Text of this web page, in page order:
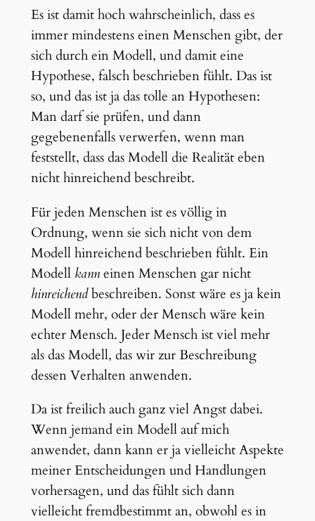
Es ist damit hoch wahrscheinlich, dass es
immer mindestens einen Menschen gibt, der
sich durch ein Modell, und damit eine
Hypothese, falsch beschrieben fühlt. Das ist
so, und das ist ja das tolle an Hypothesen:
Man darf sie prüfen, und dann
gegebenenfalls verwerfen, wenn man
feststellt, dass das Modell die Realität eben
nicht hinreichend beschreibt.
Für jeden Menschen ist es völlig in
Ordnung, wenn sie sich nicht von dem
Modell hinreichend beschrieben fühlt. Ein
Modell kanneinen Menschen gar nicht
hinreichendbeschreiben. Sonst wäre es ja kein
Modell mehr, oder der Mensch wäre kein
echter Mensch. Jeder Mensch ist viel mehr
als das Modell, das wir zur Beschreibung
dessen Verhalten anwenden.
Da ist freilich auch ganz viel Angst dabei.
Wenn jemand ein Modell auf mich
anwendet, dann kann er ja vielleicht Aspekte
meiner Entscheidungen und Handlungen
vorhersagen, und das fühlt sich dann
vielleicht fremdbestimmt an, obwohl es in